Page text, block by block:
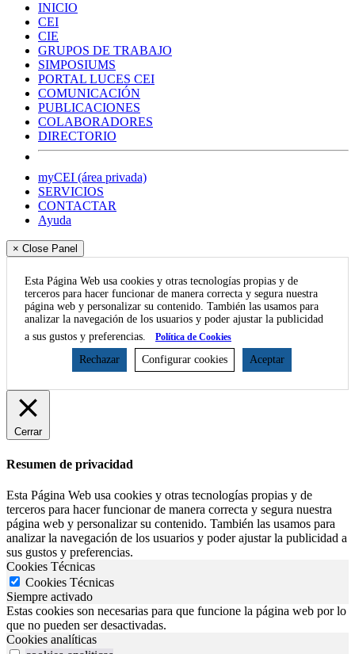
INICIO
CEI
CIE
GRUPOS DE TRABAJO
SIMPOSIUMS
PORTAL LUCES CEI
COMUNICACIÓN
PUBLICACIONES
COLABORADORES
DIRECTORIO
myCEI (área privada)
SERVICIOS
CONTACTAR
Ayuda
× Close Panel
Esta Página Web usa cookies y otras tecnologías propias y de
terceros para hacer funcionar de manera correcta y segura nuestra
página web y personalizar su contenido. También las usamos para
analizar la navegación de los usuarios y poder ajustar la publicidad
a sus gustos y preferencias.
Política de Cookies
Rechazar Configurar cookies Aceptar
Cerrar
Resumen de privacidad
Esta Página Web usa cookies y otras tecnologías propias y de
terceros para hacer funcionar de manera correcta y segura nuestra
página web y personalizar su contenido. También las usamos para
analizar la navegación de los usuarios y poder ajustar la publicidad a
sus gustos y preferencias.
Cookies Técnicas
Cookies Técnicas
Siempre activado
Estas cookies son necesarias para que funcione la página web por lo
que no pueden ser desactivadas.
Cookies analíticas